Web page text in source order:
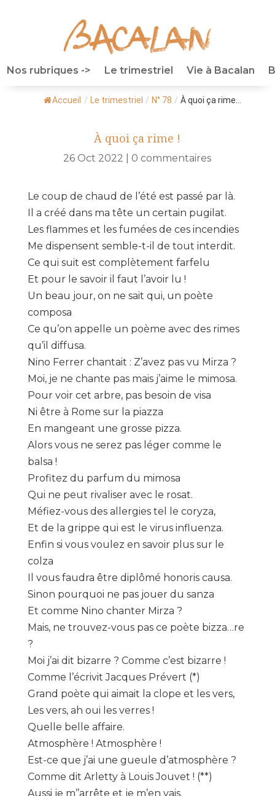
Nos rubriques -> Le trimestriel Vie à Bacalan
Accueil / Le trimestriel / N° 78 / À quoi ça rime...
À quoi ça rime !
26 Oct 2022 0 commentaires
Le coup de chaud de l’été est passé par là.
Il a créé dans ma tête un certain pugilat.
Les flammes et les fumées de ces incendies
Me dispensent semble-t-il de tout interdit.
Ce qui suit est complètement farfelu
Et pour le savoir il faut l’avoir lu !
Un beau jour, on ne sait qui, un poète
composa
Ce qu’on appelle un poème avec des rimes
qu’il diffusa.
Nino Ferrer chantait : Z’avez pas vu Mirza ?
Moi, je ne chante pas mais j’aime le mimosa.
Pour voir cet arbre, pas besoin de visa
Ni être à Rome sur la piazza
En mangeant une grosse pizza.
Alors vous ne serez pas léger comme le
balsa !
Profitez du parfum du mimosa
Qui ne peut rivaliser avec le rosat.
Méfiez-vous des allergies tel le coryza,
Et de la grippe qui est le virus influenza.
Enfin si vous voulez en savoir plus sur le
colza
Il vous faudra être diplômé honoris causa.
Sinon pourquoi ne pas jouer du sanza
Et comme Nino chanter Mirza ?
Mais, ne trouvez-vous pas ce poète bizza…re
?
Moi j’ai dit bizarre ? Comme c’est bizarre !
Comme l’écrivit Jacques Prévert (*)
Grand poète qui aimait la clope et les vers,
Les vers, ah oui les verres !
Quelle belle affaire.
Atmosphère ! Atmosphère !
Est-ce que j’ai une gueule d’atmosphère ?
Comme dit Arletty à Louis Jouvet ! (**)
Aussi je m’’arrête et je m’en vais.